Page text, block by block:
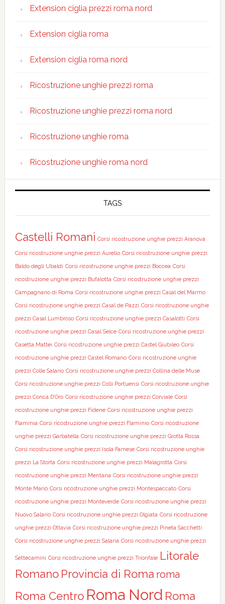
Extension ciglia prezzi roma nord
Extension ciglia roma
Extension ciglia roma nord
Ricostruzione unghie prezzi roma
Ricostruzione unghie prezzi roma nord
Ricostruzione unghie roma
Ricostruzione unghie roma nord
TAGS
Castelli Romani Corsi ricostruzione unghie prezzi Aranova
Corsi ricostruzione unghie prezzi Aurelio Corsi ricostruzione unghie prezzi
Baldo degli Ubaldi Corsi ricostruzione unghie prezzi Boccea Corsi
ricostruzione unghie prezzi Bufalotta Corsi ricostruzione unghie prezzi
Campagnano di Roma Corsi ricostruzione unghie prezzi Casal del Marmo
Corsi ricostruzione unghie prezzi Casal de Pazzi Corsi ricostruzione unghie
prezzi Casal Lumbroso Corsi ricostruzione unghie prezzi Casalotti Corsi
ricostruzione unghie prezzi Casal Selce Corsi ricostruzione unghie prezzi
Casetta Mattei Corsi ricostruzione unghie prezzi Castel Giubileo Corsi
ricostruzione unghie prezzi Castel Romano Corsi ricostruzione unghie
prezzi Colle Salario Corsi ricostruzione unghie prezzi Collina delle Muse
Corsi ricostruzione unghie prezzi Colli Portuensi Corsi ricostruzione unghie
prezzi Conca D’Oro Corsi ricostruzione unghie prezzi Corviale Corsi
ricostruzione unghie prezzi Fidene Corsi ricostruzione unghie prezzi
Flaminia Corsi ricostruzione unghie prezzi Flaminio Corsi ricostruzione
unghie prezzi Garbatella Corsi ricostruzione unghie prezzi Grotta Rossa
Corsi ricostruzione unghie prezzi Isola Farnese Corsi ricostruzione unghie
prezzi La Storta Corsi ricostruzione unghie prezzi Malagrotta Corsi
ricostruzione unghie prezzi Mentana Corsi ricostruzione unghie prezzi
Monte Mario Corsi ricostruzione unghie prezzi Montespaccato Corsi
ricostruzione unghie prezzi Monteverde Corsi ricostruzione unghie prezzi
Nuovo Salario Corsi ricostruzione unghie prezzi Olgiata Corsi ricostruzione
unghie prezzi Ottavia Corsi ricostruzione unghie prezzi Pineta Sacchetti
Corsi ricostruzione unghie prezzi Salaria Corsi ricostruzione unghie prezzi
Settecamini Corsi ricostruzione unghie prezzi Trionfale Litorale
Romano Provincia di Roma roma
Roma Centro Roma Nord Roma